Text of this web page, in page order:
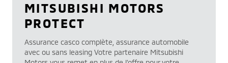
MITSUBISHI MOTORS
PROTECT
Assurance casco complète, assurance automobile
avec ou sans leasing Votre partenaire Mitsubishi